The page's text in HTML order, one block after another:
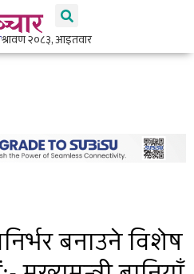
बनाउने विशेष